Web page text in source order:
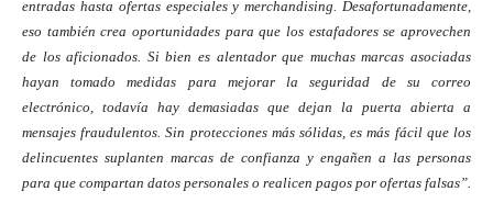
entradas hasta ofertas especiales y merchandising. Desafortunadamente,
eso también crea oportunidades para que los estafadores se aprovechen
de los aficionados. Si bien es alentador que muchas marcas asociadas
hayan tomado medidas para mejorar la seguridad de su correo
electrónico, todavía hay demasiadas que dejan la puerta abierta a
mensajes fraudulentos. Sin protecciones más sólidas, es más fácil que los
delincuentes suplanten marcas de confianza y engañen a las personas
para que compartan datos personales o realicen pagos por ofertas falsas”.